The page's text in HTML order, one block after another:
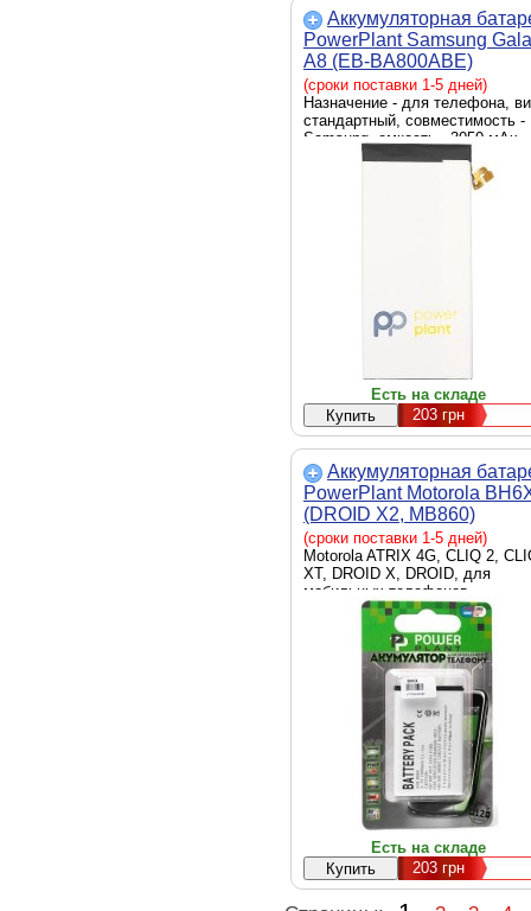
Аккумуляторная
PowerPlant Samsung
A8 (EB-BA800ABE)
3050mAh (SM170555)
(сроки поставки 1-5 дней)
Назначение - для телефона,
стандартный, совместимость -
Samsung, емкость - 3050 мАч,
напряжение - 3.7V, 48 x 104 x 3
Есть на складе
203грн
Аккумуляторная
PowerPlant Motorola
(DROID X2, MB860)
(DV00DV6118)
(сроки поставки 1-5 дней)
Motorola ATRIX 4G, CLIQ 2,
XT, DROID X, DROID, для
мобильных телефонов
Есть на складе
203грн